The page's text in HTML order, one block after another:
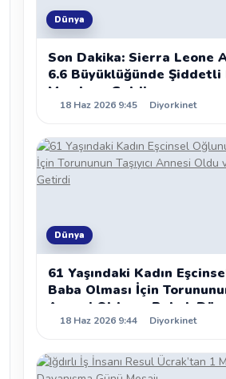
Dünya
Son Dakika: Sierra Leone
6.6 Büyüklüğünde Şiddetli
Meydana Geldi
18 Haz 2026 9:45 Diyorkinet
Dünya
61 Yaşındaki Kadın
Baba Olması İçin
Annesi Oldu ve Bebek
18 Haz 2026 9:44 Diyorkinet